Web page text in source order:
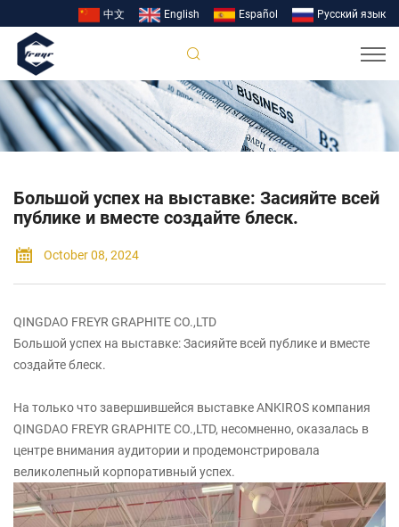
中文 English Español Pусский язык
Большой успех на выставке: Засияйте всей
публике и вместе создайте блеск.
October 08, 2024
QINGDAO FREYR GRAPHITE CO.,LTD
Большой успех на выставке: Засияйте всей публике и вместе
создайте блеск.
На только что завершившейся выставке ANKIROS компания
QINGDAO FREYR GRAPHITE CO.,LTD, несомненно, оказалась в
центре внимания аудитории и продемонстрировала
великолепный корпоративный успех.